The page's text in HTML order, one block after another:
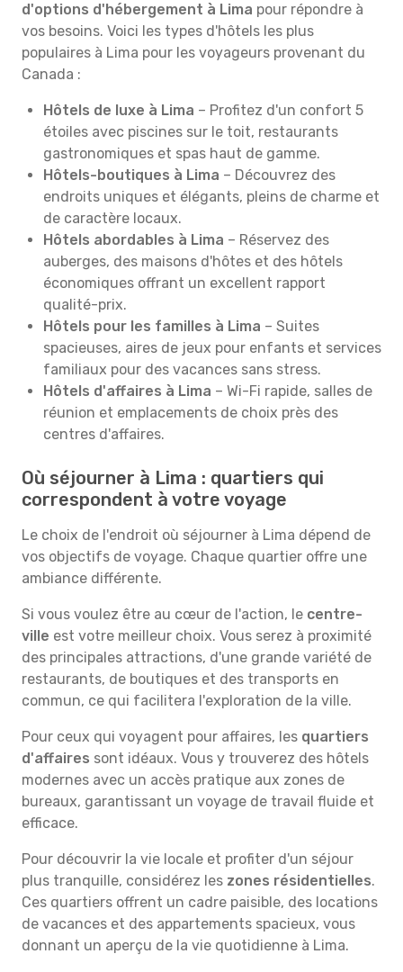
d'options d'hébergement à Lima pour répondre à
vos besoins. Voici les types d'hôtels les plus
populaires à Lima pour les voyageurs provenant du
Canada :
Hôtels de luxe à Lima – Profitez d'un confort 5
étoiles avec piscines sur le toit, restaurants
gastronomiques et spas haut de gamme.
Hôtels-boutiques à Lima – Découvrez des
endroits uniques et élégants, pleins de charme et
de caractère locaux.
Hôtels abordables à Lima – Réservez des
auberges, des maisons d'hôtes et des hôtels
économiques offrant un excellent rapport
qualité-prix.
Hôtels pour les familles à Lima – Suites
spacieuses, aires de jeux pour enfants et services
familiaux pour des vacances sans stress.
Hôtels d'affaires à Lima – Wi-Fi rapide, salles de
réunion et emplacements de choix près des
centres d'affaires.
Où séjourner à Lima : quartiers qui
correspondent à votre voyage
Le choix de l'endroit où séjourner à Lima dépend de
vos objectifs de voyage. Chaque quartier offre une
ambiance différente.
Si vous voulez être au cœur de l'action, le centre-
ville est votre meilleur choix. Vous serez à proximité
des principales attractions, d'une grande variété de
restaurants, de boutiques et des transports en
commun, ce qui facilitera l'exploration de la ville.
Pour ceux qui voyagent pour affaires, les quartiers
d'affaires sont idéaux. Vous y trouverez des hôtels
modernes avec un accès pratique aux zones de
bureaux, garantissant un voyage de travail fluide et
efficace.
Pour découvrir la vie locale et profiter d'un séjour
plus tranquille, considérez les zones résidentielles.
Ces quartiers offrent un cadre paisible, des locations
de vacances et des appartements spacieux, vous
donnant un aperçu de la vie quotidienne à Lima.